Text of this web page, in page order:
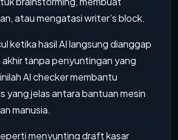
atau mengatasi writer’s block.
ketika hasil AI langsung dianggap
tanpa penyuntingan yang
AI checker membantu
yang jelas antara bantuan mesin
manusia.
menyunting draft kasar